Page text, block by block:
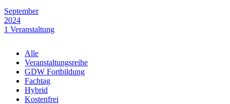
September
2024
1 Veranstaltung
Alle
Veranstaltungsreihe
GDW Fortbildung
Fachtag
Hybrid
Kostenfrei